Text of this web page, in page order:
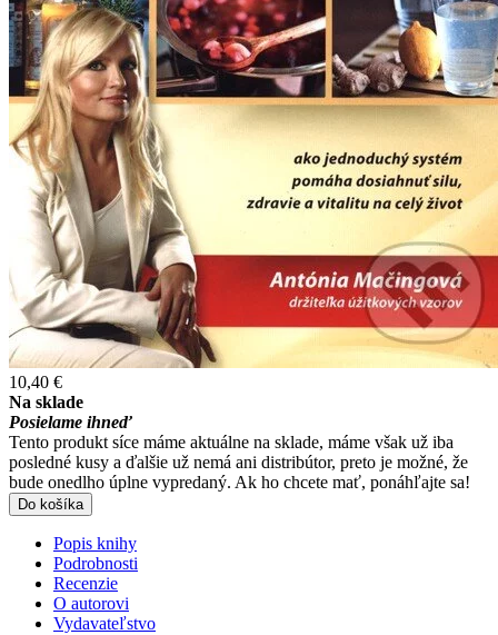
10,40 €
Na sklade
Posielame ihneď
Tento produkt síce máme aktuálne na sklade, máme však už iba
posledné kusy a ďalšie už nemá ani distribútor, preto je možné, že
bude onedlho úplne vypredaný. Ak ho chcete mať, ponáhľajte sa!
Do košíka
Popis knihy
Podrobnosti
Recenzie
O autorovi
Vydavateľstvo